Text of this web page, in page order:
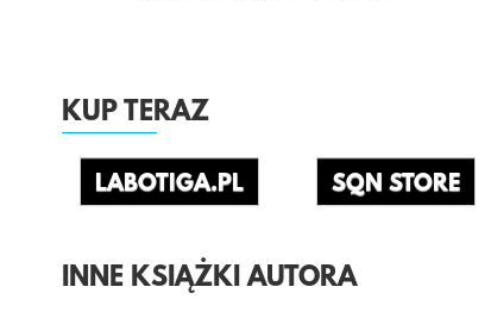
KUP TERAZ
LABOTIGA.PL SQN STORE
INNE KSIĄŻKI AUTORA